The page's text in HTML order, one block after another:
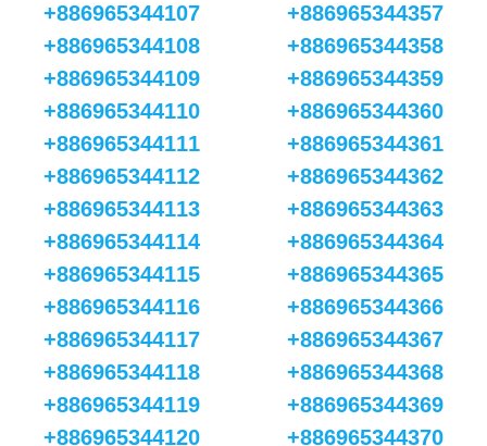
+886965344107
+886965344108
+886965344109
+886965344110
+886965344111
+886965344112
+886965344113
+886965344114
+886965344115
+886965344116
+886965344117
+886965344118
+886965344119
+886965344120
+886965344357
+886965344358
+886965344359
+886965344360
+886965344361
+886965344362
+886965344363
+886965344364
+886965344365
+886965344366
+886965344367
+886965344368
+886965344369
+886965344370